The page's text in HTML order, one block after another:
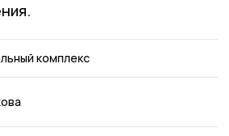
комплекс